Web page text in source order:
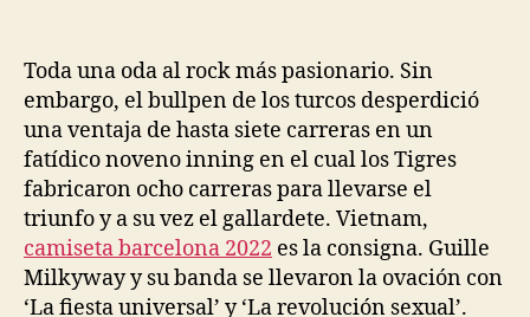
Toda una oda al rock más pasionario. Sin
embargo, el bullpen de los turcos desperdició
una ventaja de hasta siete carreras en un
fatídico noveno inning en el cual los Tigres
fabricaron ocho carreras para llevarse el
triunfo y a su vez el gallardete. Vietnam,
camiseta barcelona 2022 es la consigna. Guille
Milkyway y su banda se llevaron la ovación con
‘La fiesta universal’ y ‘La revolución sexual’.